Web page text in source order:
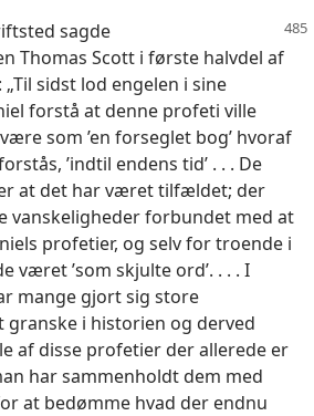
sagde
Thomas Scott i første halvdel af
sidst lod engelen i sine
forstå at denne profeti ville
som ’en forseglet bog’ hvoraf
’indtil endens tid’ . . . De
at det har været tilfældet; der
vanskeligheder forbundet med at
profetier, og selv for troende i
været ’som skjulte ord’. . . . I
mange gjort sig store
i historien og derved
af disse profetier der allerede er
har sammenholdt dem med
at bedømme hvad der endnu